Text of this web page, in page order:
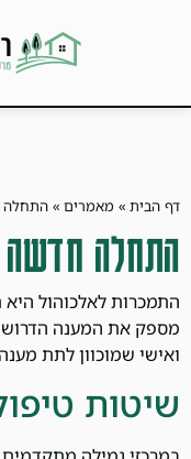
דף הבית » מאמרים » התחלה
התחלה חדשה
התמכרות לאלכוהול
מספק את המענה הדרוש
ואישי שמוכוון לתת
שיטות